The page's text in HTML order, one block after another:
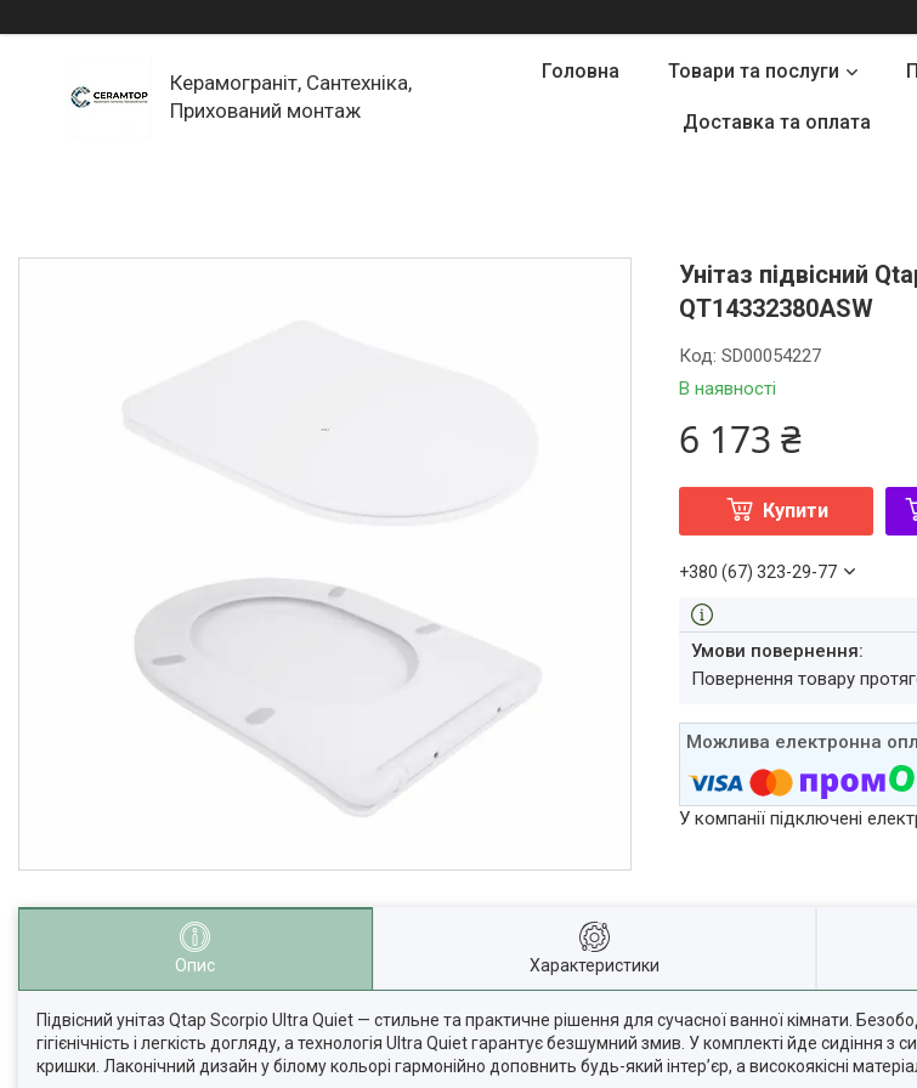
Керамограніт, Сантехніка,
Прихований монтаж
Головна Товари та послуги
Доставка та оплата
Унітаз підвісний
QT14332380ASW
В наявності
Код:SD00054227
6 173 ₴
Купити
+380 (67) 323-29-77
повернення товару
У компанії підключені
Опис Характеристики
Підвісний унітаз Qtap Scorpio Ultra Quiet — стильне та практичне рішення для сучасної ванної кімнати.
гігієнічність і легкість догляду, а технологія Ultra Quiet гарантує безшумний змив. У комплекті йде сидіння
кришки. Лаконічний дизайн у білому кольорі гармонійно доповнить будь-який інтер’єр, а високоякісні